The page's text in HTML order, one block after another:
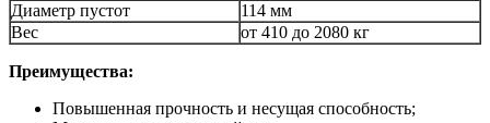
Диаметр пустот
114 мм
Вес
от 410 до 2080 кг
Преимущества:
Повышенная прочность и несущая способность;